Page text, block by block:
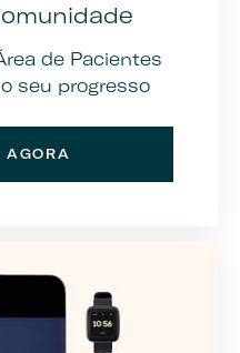
de Pacientes
seu progresso